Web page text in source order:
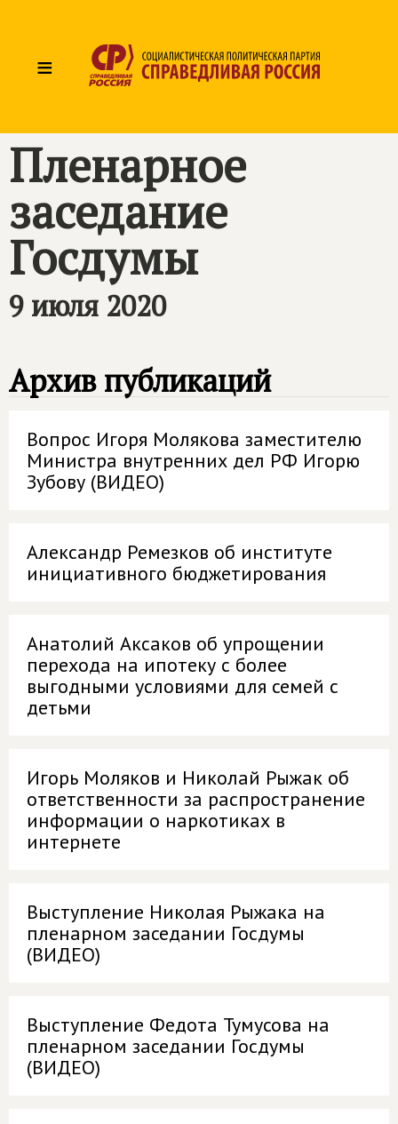
≡
Пленарное
заседание
Госдумы
9 июля 2020
Архив публикаций
Вопрос Игоря Молякова заместителю
Министра внутренних дел РФ Игорю
Зубову (ВИДЕО)
Александр Ремезков об институте
инициативного бюджетирования
Анатолий Аксаков об упрощении
перехода на ипотеку с более
выгодными условиями для семей с
детьми
Игорь Моляков и Николай Рыжак об
ответственности за распространение
информации о наркотиках в
интернете
Выступление Николая Рыжака на
пленарном заседании Госдумы
(ВИДЕО)
Выступление Федота Тумусова на
пленарном заседании Госдумы
(ВИДЕО)